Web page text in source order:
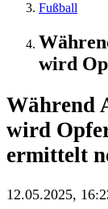
Fußball
wird
Während
wird
ermittelt
12.05.2025,